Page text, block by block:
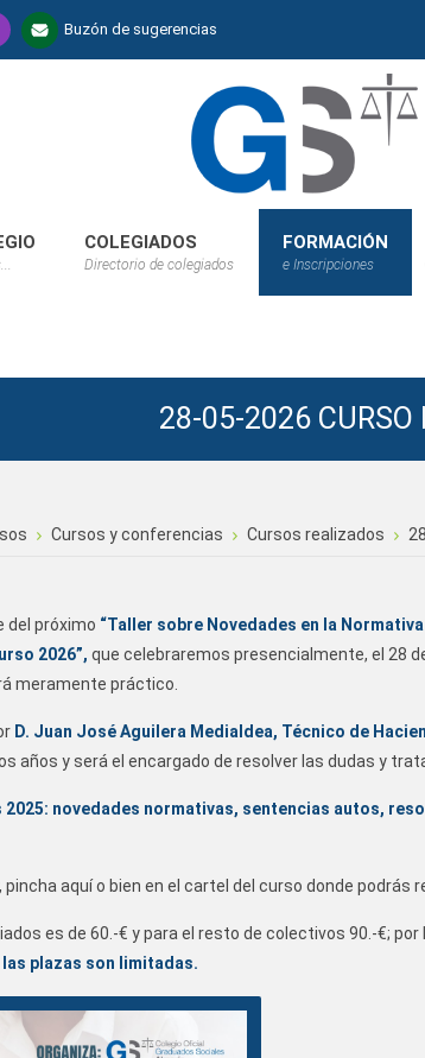
Buzón de sugerencias
COLEGIADOS
Directorio de colegiados
FORMACIÓN
e Inscripciones
Cursos y conferencias Cursos realizados
28-05-2026 CURSO
del próximo “Taller sobre Novedades en la
2026”, que celebraremos presencialmente, el 28
meramente práctico.
D. Juan José Aguilera Medialdea, Técnico de
años y será el encargado de resolver las dudas y
novedades normativas, sentencias autos,
pinchaaquío bien en el cartel del curso donde podrás
es de 60.-€ y para el resto de colectivos 90.-€;
las plazas son limitadas.